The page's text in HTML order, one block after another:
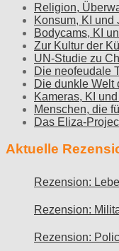
Religion,
Konsum, KI und
Bodycams, KI
Zur Kultur der
UN-Studie zu
Die neofeudale
Die dunkle Welt
Kameras, KI
Menschen, die
Das Eliza-
Aktuelle
Rezension:
Rezension:
Rezension: